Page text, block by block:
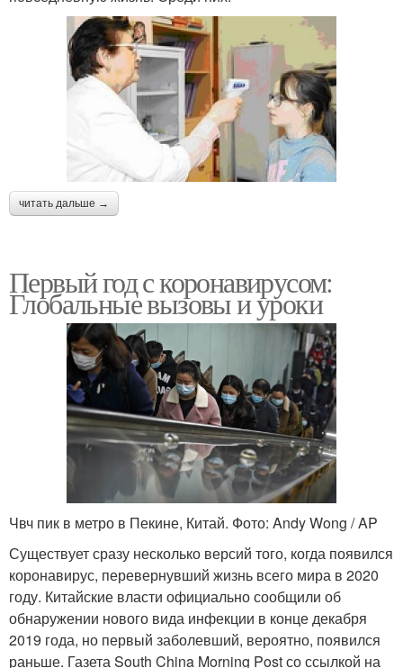
читать дальше →
Первый год с коронавирусом:
Глобальные вызовы и уроки
Чвч пик в метро в Пекине, Китай. Фото: Andy Wong / AP
Существует сразу несколько версий того, когда появился
коронавирус, перевернувший жизнь всего мира в 2020
году. Китайские власти официально сообщили об
обнаружении нового вида инфекции в конце декабря
2019 года, но первый заболевший, вероятно, появился
раньше. Газета South China Morning Post со ссылкой на